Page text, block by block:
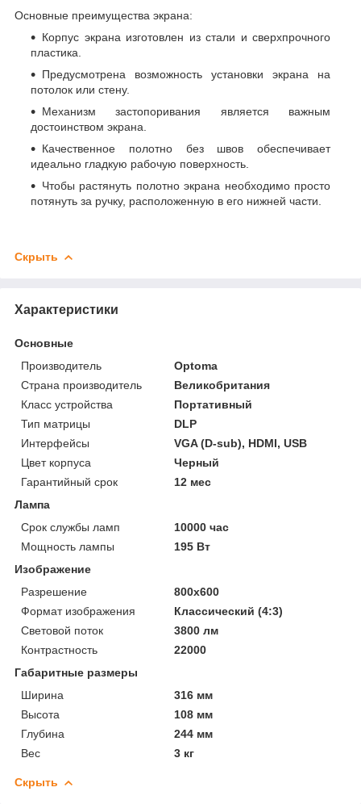
Основные преимущества экрана:
Корпус экрана изготовлен из стали и сверхпрочного
пластика.
Предусмотрена возможность установки экрана на
потолок или стену.
Механизм застопоривания является важным
достоинством экрана.
Качественное полотно без швов обеспечивает
идеально гладкую рабочую поверхность.
Чтобы растянуть полотно экрана необходимо просто
потянуть за ручку, расположенную в его нижней части.
Скрыть
Характеристики
Основные
Производитель
Optoma
Страна производитель
Великобритания
Класс устройства
Портативный
Тип матрицы
DLP
Интерфейсы
VGA (D-sub), HDMI, USB
Цвет корпуса
Черный
Гарантийный срок
12 мес
Лампа
Срок службы ламп
10000 час
Мощность лампы
195 Вт
Изображение
Разрешение
800x600
Формат изображения
Классический (4:3)
Световой поток
3800 лм
Контрастность
22000
Габаритные размеры
Ширина
316 мм
Высота
108 мм
Глубина
244 мм
Вес
3 кг
Скрыть